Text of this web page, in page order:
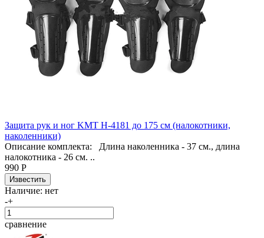
Защита рук и ног KMT H-4181 до 175 см (налокотники,
наколенники)
Описание комплекта: Длина наколенника - 37 см., длина
налокотника - 26 см. ..
990 Р
Наличие: нет
-+
сравнение